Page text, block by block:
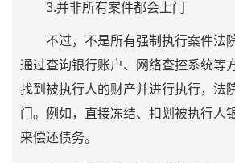
3.并非所有案件都会上门
不过，不是所有强制执行案件法
通过查询银行账户、网络查控系统等
找到被执行人的财产并进行执行，法
门。例如，直接冻结、扣划被执行人
来偿还债务。